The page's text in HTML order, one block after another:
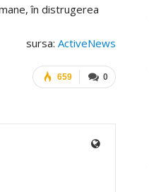
în distrugerea
sursa: ActiveNews
0
659